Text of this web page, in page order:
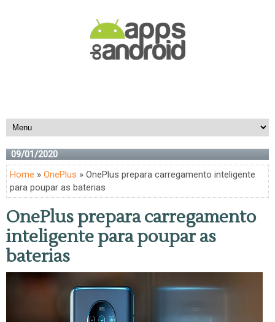
09/01/2020
Home » OnePlus » OnePlus prepara carregamento inteligente
para poupar as baterias
OnePlus prepara carregamento
inteligente para poupar as
baterias